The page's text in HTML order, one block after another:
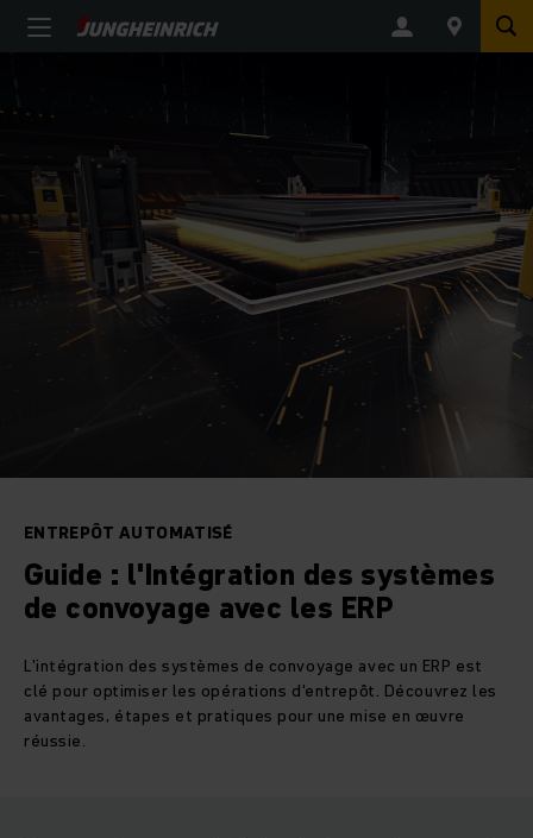
ENTREPÔT AUTOMATISÉ
Guide : l'Intégration des systèmes
de convoyage avec les ERP
L'intégration des systèmes de convoyage avec un ERP est
clé pour optimiser les opérations d'entrepôt. Découvrez les
avantages, étapes et pratiques pour une mise en œuvre
réussie.